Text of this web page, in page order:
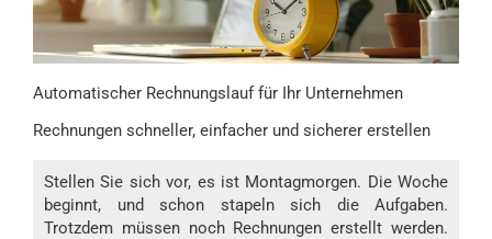
Automatischer Rechnungslauf für Ihr Unternehmen
Rechnungen schneller, einfacher und sicherer erstellen
Stellen Sie sich vor, es ist Montagmorgen. Die Woche
beginnt, und schon stapeln sich die Aufgaben.
Trotzdem müssen noch Rechnungen erstellt werden.